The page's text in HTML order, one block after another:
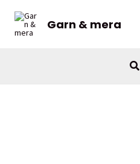
innehåll
Garn & mera
Sök